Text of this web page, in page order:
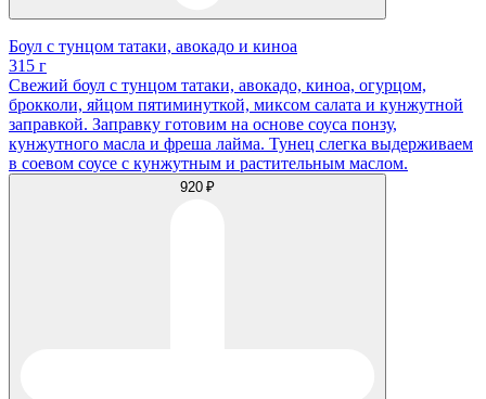
Боул с тунцом татаки, авокадо и киноа
315 г
Свежий боул с тунцом татаки, авокадо, киноа, огурцом,
брокколи, яйцом пятиминуткой, миксом салата и кунжутной
заправкой. Заправку готовим на основе соуса понзу,
кунжутного масла и фреша лайма. Тунец слегка выдерживаем
в соевом соусе с кунжутным и растительным маслом.
920 ₽